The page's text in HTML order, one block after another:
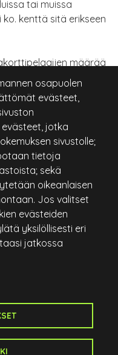
osapuolen
evästeet,
jotka
sivustolle;
tietoja
sekä
oikeanlaisen
Jos valitset
evästeiden
yksilöllisesti eri
jatkossa
tai muissa
kenttä sitä erikseen
määrää
kenttä
joka käyttää oman
itselleen